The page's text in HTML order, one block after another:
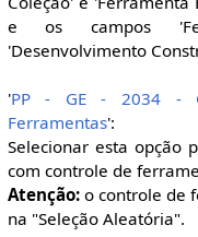
e os campos
'Desenvolvimento
'PP - GE - 2034 -
Ferramentas':
Selecionar esta opção
com controle de
Atenção:o controle de
na "Seleção Aleatória".